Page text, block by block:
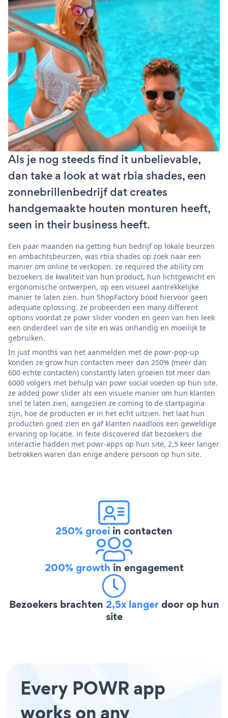
Als je nog steeds find it unbelievable,
dan take a look at wat rbia shades, een
zonnebrillenbedrijf dat creates
handgemaakte houten monturen heeft,
seen in their business heeft.
Een paar maanden na getting hun bedrijf op lokale beurzen
en ambachtsbeurzen, was rbia shades op zoek naar een
manier om online te verkopen. ze required the ability om
bezoekers de kwaliteit van hun product, hun lichtgewicht en
ergonomische ontwerpen, op een visueel aantrekkelijke
manier te laten zien. hun ShopFactory bood hiervoor geen
adequate oplossing. ze probeerden een many different
options voordat ze powr slider vonden en geen van hen leek
een onderdeel van de site en was onhandig en moeilijk te
gebruiken.
In just months van het aanmelden met de powr-pop-up
konden ze grow hun contacten meer dan 250% (meer dan
600 echte contacten) constantly laten groeien tot meer dan
6000 volgers met behulp van powr social voeden op hun site.
ze added powr slider als een visuele manier om hun klanten
snel te laten zien, aangezien ze coming to de startpagina
zijn, hoe de producten er in het echt uitzien. het laat hun
producten goed zien en gaf klanten naadloos een geweldige
ervaring op locatie. in feite discovered dat bezoekers die
interactie hadden met powr-apps op hun site, 2,5 keer langer
betrokken waren dan enige andere persoon op hun site.
250% groei in contacten
200% growth in engagement
Bezoekers brachten 2,5x langerdoor op hun
site
Every POWR app
works on any